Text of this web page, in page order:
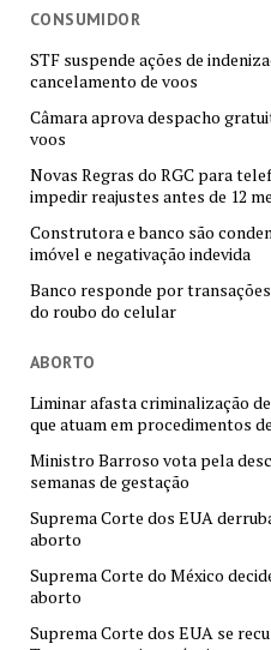
CONSUMIDOR
STF suspende ações de
cancelamento de voos
Câmara aprova despacho
voos
Novas Regras do RGC para
impedir reajustes antes de 12
Construtora e banco são
imóvel e negativação indevida
Banco responde por
do roubo do celular
ABORTO
Liminar afasta criminalização
que atuam em procedimentos
Ministro Barroso vota pela
semanas de gestação
Suprema Corte dos EUA
aborto
Suprema Corte do México
aborto
Suprema Corte dos EUA se